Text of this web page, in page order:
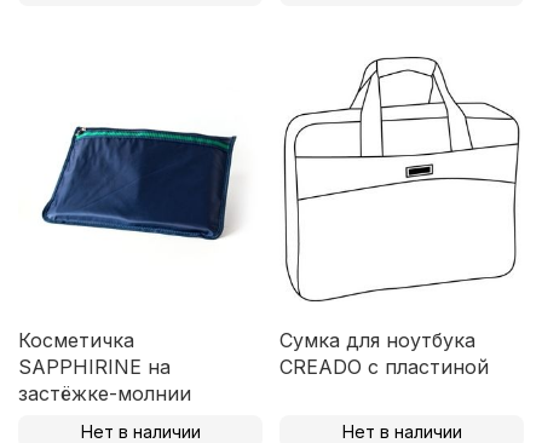
Косметичка
SAPPHIRINE на
застёжке-молнии
Нет в наличии
Сумка для ноутбука
CREADO с пластиной
Нет в наличии